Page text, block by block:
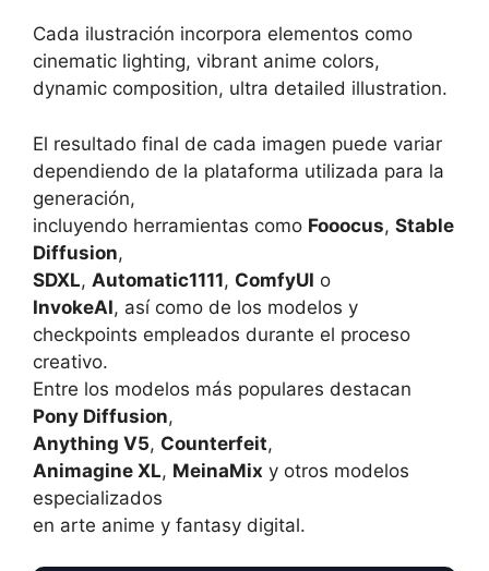
Cada ilustración incorpora elementos como
cinematic lighting, vibrant anime colors,
dynamic composition, ultra detailed illustration.
El resultado final de cada imagen puede variar
dependiendo de la plataforma utilizada para la
generación,
incluyendo herramientas como Fooocus, Stable
Diffusion,
SDXL, Automatic1111, ComfyUI o
InvokeAI, así como de los modelos y
checkpoints empleados durante el proceso
creativo.
Entre los modelos más populares destacan
Pony Diffusion,
Anything V5, Counterfeit,
Animagine XL, MeinaMix y otros modelos
especializados
en arte anime y fantasy digital.